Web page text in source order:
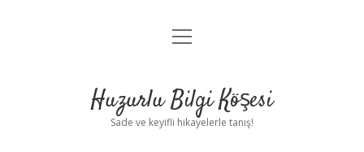
Anasayfa
Yasal Uyarı
menüyü
Huzurlu Bilgi Köşesi
Sade ve keyifli hikayelerle tanış!